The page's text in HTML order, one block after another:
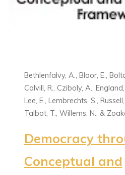
Bethlenfalvy, A., Bloor, E.,
Colvill, R., Cziboly, A., England,
Lee, E., Lembrechts, S.,
Talbot, T., Willems, N., &
Democracy
Conceptual and